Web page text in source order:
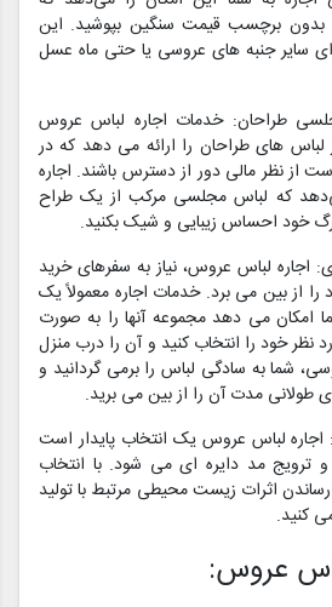
برچسب قیمت سنگین بپوشید. این
سایر جنبه های عروسی یا حتی ماه عسل
طراحان: خدمات اجاره لباس عروس
های طراحان را ارائه می دهد که در
از نظر مالی دور از دسترس باشند. اجاره
که لباس مجلسی مرکب از یک طراح
خود احساس زیبایی و شیک بکنید.
اجاره لباس عروس، نیاز به سفرهای خرید
را از بین می برد. خدمات اجاره معمولاً یک
امکان می دهد مجموعه آنها را به صورت
نظر خود را انتخاب کنید و آن را درب منزل
شما به سادگی لباس را برمی گردانید و
طولانی مدت آن را از بین می برید.
لباس عروس یک انتخاب پایدار است
مد دایره ای می شود. با انتخاب
اثرات زیست محیطی مرتبط با تولید
کنید.
عروس: